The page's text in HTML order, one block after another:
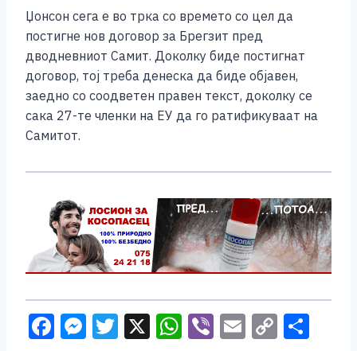
Џонсон сега е во трка со времето со цел да
постигне нов договор за Брегзит пред
дводневниот Самит. Доколку биде постигнат
договор, тој треба денеска да биде објавен,
заедно со соодветен правен текст, доколку се
сака 27-те членки на ЕУ да го ратификуваат на
Самитот.
F M T X W Vi E C